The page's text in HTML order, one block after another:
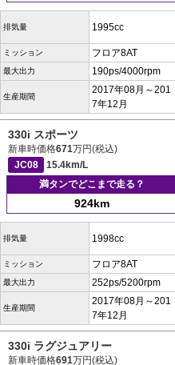
排気量 1995cc
ミッション フロア8AT
最大出力 190ps/4000rpm
生産期間
2017年08月～201
7年12月
330i スポーツ
新車時価格671万円(税込)
JC08
15.4km/L
満タンでどこまで走る？
924km
排気量 1998cc
ミッション フロア8AT
最大出力 252ps/5200rpm
生産期間
2017年08月～201
7年12月
330i ラグジュアリー
新車時価格691万円(税込)